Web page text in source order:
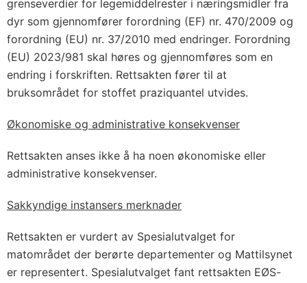
grenseverdier for legemiddelrester i næringsmidler fra
dyr som gjennomfører forordning (EF) nr. 470/2009 og
forordning (EU) nr. 37/2010 med endringer. Forordning
(EU) 2023/981 skal høres og gjennomføres som en
endring i forskriften. Rettsakten fører til at
bruksområdet for stoffet praziquantel utvides.
Økonomiske og administrative konsekvenser
Rettsakten anses ikke å ha noen økonomiske eller
administrative konsekvenser.
Sakkyndige instansers merknader
Rettsakten er vurdert av Spesialutvalget for
matområdet der berørte departementer og Mattilsynet
er representert. Spesialutvalget fant rettsakten EØS-